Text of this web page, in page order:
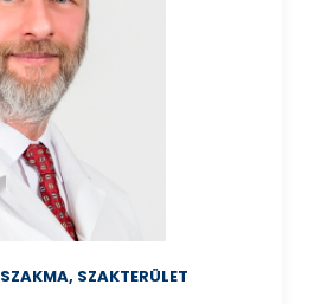
SZAKMA, SZAKTERÜLET